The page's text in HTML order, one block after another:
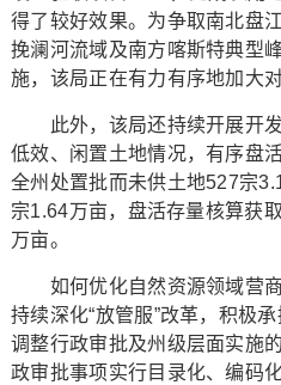
得了较好效果。为争取南北盘
挽澜河流域及南方喀斯特典型
施，该局正在有力有序地加大
此外，该局还持续开展开发
低效、闲置土地情况，有序盘
全州处置批而未供土地527宗
宗1.64万亩，盘活存量核算获
万亩。
如何优化自然资源领域营商
持续深化“放管服”改革，积极
调整行政审批及州级层面实施
政审批事项实行目录化、编码